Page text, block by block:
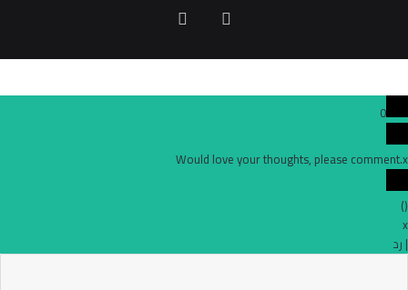
فيسبوك
الموقع
RSS
0
Would love your thoughts, please comment.x
(
)
x
| رد